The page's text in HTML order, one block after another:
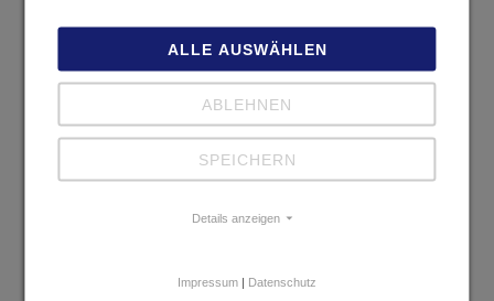
Treffen Sie uns persönlich
WIR FREUEN UNS DARAUF, SIE ZU SCHÜTZEN
Möchten Sie mehr über USM-Security erfahren? Haben Sie
persönliches Beratungsgespräch vereinbaren? Uns liegt viel
an Sicherheit zu bieten - eine Sicherheit, die Ihrem Leben, Ihrem
ALLE AUSWÄHLEN
ABLEHNEN
SPEICHERN
Details anzeigen
Impressum | Datenschutz